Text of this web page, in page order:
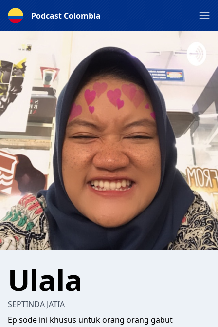
Podcast Colombia
Ulala
SEPTINDA JATIA
Episode ini khusus untuk orang orang gabut